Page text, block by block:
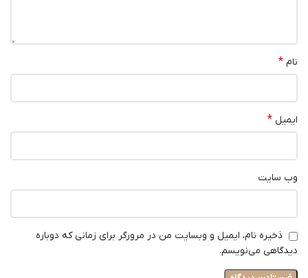
نام *
ایمیل *
وب‌ سایت
ذخیره نام، ایمیل و وبسایت من در مرورگر برای زمانی که دوباره
دیدگاهی می‌نویسم.